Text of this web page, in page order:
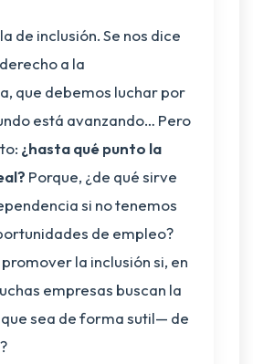
de inclusión. Se nos dice
a la
que debemos luchar por
está avanzando… Pero
¿hasta qué punto la
Porque, ¿de qué sirve
si no tenemos
de empleo?
la inclusión si, en
empresas buscan la
sea de forma sutil— de